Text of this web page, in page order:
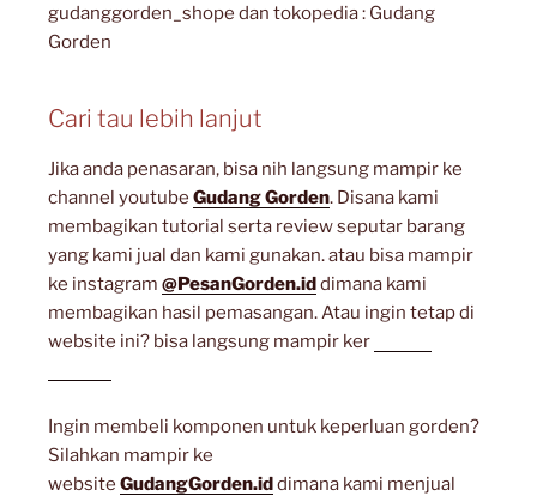
gudanggorden_shope dan tokopedia : Gudang
Gorden
Cari tau lebih lanjut
Jika anda penasaran, bisa nih langsung mampir ke
channel youtube Gudang Gorden. Disana kami
membagikan tutorial serta review seputar barang
yang kami jual dan kami gunakan. atau bisa mampir
ke instagram @PesanGorden.id dimana kami
membagikan hasil pemasangan. Atau ingin tetap di
website ini? bisa langsung mampir ker
Ingin membeli komponen untuk keperluan gorden?
Silahkan mampir ke
website GudangGorden.iddimana kami menjual